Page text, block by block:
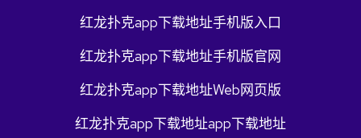
红龙扑克app下载地址手机版入口
红龙扑克app下载地址手机版官网
红龙扑克app下载地址Web网页版
红龙扑克app下载地址app下载地址